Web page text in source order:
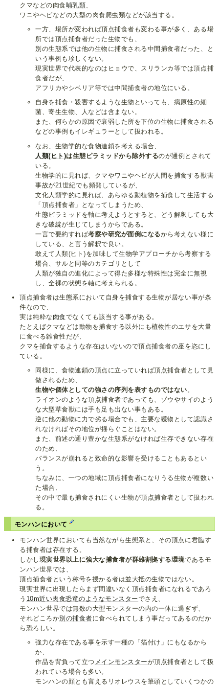
クマなどの肉食哺乳類、
ワニやヘビなどの大型の肉食爬虫類などが該当する。
一方、場所が変われば頂点捕食者も変わる事が多く、ある場
所では頂点捕食者だった生物でも、
別の生態系では他の生物に捕食される中間捕食者だった、と
いう事例も珍しくない。
現実世界で代表的なのはヒョウで、スリランカ等では頂点捕
食者だが、
アフリカやシベリア等では中間捕食者の地位にいる。
自身を捕食・殺害するような生物といっても、病原性の細
菌、寄生生物、人などは含まない。
また、何らかの原因で衰弱した所を下位の生物に捕食される
などの事例もイレギュラーとして扱われる。
なお、生物学的な食物連鎖を考える場合、
人類(ヒト)は生態ピラミッドから除外するのが通例とされて
いる。
生物学的に見れば、クマやワニやヘビが人間を捕食する獣害
事故が21世紀でも頻発しているが、
文化人類学的に見れば、あらゆる動植物を捕食して生活する
「頂点捕食者」となってしまうため、
生態ピラミッドを軸に考えようとすると、どう解釈しても大
きな破綻が生じてしまうからである。
一言で要約すれば考察や研究が面倒になるから考えない様に
している、と言う解釈で良い。
敢えて人類(ヒト)を加味して生物学アプローチから考察する
場合、サルと同等のカテゴリとして
人類が独自の進化によって得た多様な特殊性は完全に無視
し、全裸の状態を軸に考えられる。
頂点捕食者は生態系において自身を捕食する生物が居ない事が条
件なので、
実は純粋な 肉食でなくても該当する事がある。
たとえばクマなどは動物を捕食する以外にも植物性のエサを大量
に食べる雑食性だが、
クマを捕食するような存在はいないので頂点捕食者の座を恣にし
ている。
同様に、食物連鎖の頂点に立っていれば頂点捕食者として見
做されるため、
生物や個体としての強さの序列を表すものではない 。
ライオンのような頂点捕食者であっても、ゾウやサイのよう
な大型草食獣には手も足も出ない事もある。
逆に他の動物に力で劣る場合でも、主要な獲物として認識さ
れなければその地位が揺らぐことはない。
また、前述の通り豊かな生態系がなければ生存できない存在
のため、
バランスが崩れると致命的な影響を受けることもあるとい
う。
ちなみに、一つの地域に頂点捕食者になりうる生物が複数い
た場合、
その中で最も捕食されにくい生物が頂点捕食者として扱われ
る。
モンハンにおいて
モンハン世界においても当然ながら生態系と、その頂点に君臨す
る捕食者は存在する。
しかし 現実世界以上に強大な捕食者が群雄割拠する環境であるモ
ンハン世界では、
頂点捕食者という称号を授かる者は並大抵の生物ではない。
現実世界に出現したらまず間違いなく頂点捕食者になれるであろ
う 10m近い肉食恐竜のようなモンスターでさえ、
モンハン世界では無数の大型モンスターの内の一体に過ぎず、
それどころか別の捕食者に食べられてしまう事だってあるのだか
ら恐ろしい。
強力な存在である事を示す一種の「箔付け」にもなるから
か、
作品を背負って立つ メインモンスターが頂点捕食者として扱
われている場合も多い。
モンハンの顔とも言えるリオレウスを筆頭としていくつかの